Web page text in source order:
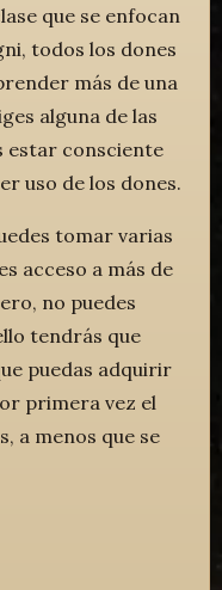
que se enfocan
todos los dones
más de una
alguna de las
estar consciente
uso de los dones.
tomar varias
acceso a más de
no puedes
tendrás que
puedas adquirir
primera vez el
a menos que se